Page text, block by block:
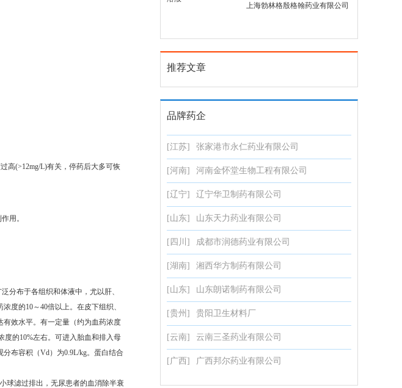
高(>12mg/L)有关，停药后大多可恢
用。
分布于各组织和体液中，尤以肝、
度的10～40倍以上。在皮下组织、
效水平。有一定量（约为血药浓度
度的10%左右。可进入胎血和排入母
布容积（Vd）为0.9L/kg。蛋白结合
球滤过排出，无尿患者的血消除半衰
上海勃林格殷格翰药业有限公司
推荐文章
品牌药企
[江苏] 张家港市永仁药业有限公司
[河南] 河南金怀堂生物工程有限公司
[辽宁] 辽宁华卫制药有限公司
[山东] 山东天力药业有限公司
[四川] 成都市润德药业有限公司
[湖南] 湘西华方制药有限公司
[山东] 山东朗诺制药有限公司
[贵州] 贵阳卫生材料厂
[云南] 云南三圣药业有限公司
[广西] 广西邦尔药业有限公司